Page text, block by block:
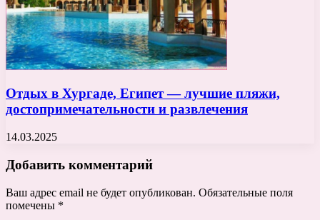
Отдых в Хургаде, Египет — лучшие пляжи,
достопримечательности и развлечения
14.03.2025
Добавить комментарий
Ваш адрес email не будет опубликован. Обязательные поля
помечены *